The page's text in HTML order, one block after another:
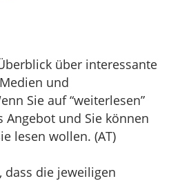
über interessante
und
Sie auf “weiterlesen”
Angebot und Sie können
lesen wollen. (AT)
die jeweiligen